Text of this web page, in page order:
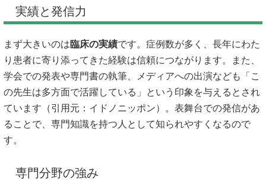
実績と発信力
まず大きいのは臨床の実績です。症例数が多く、長年にわた
り患者に寄り添ってきた経験は信頼につながります。また、
学会での発表や専門書の執筆、メディアへの出演なども「こ
の先生は多方面で活躍している」という印象を与えるとされ
ています（引用元： イドノニッポン）。表舞台での発信があ
ることで、専門知識を持つ人として知られやすくなるので
す。
専門分野の強み